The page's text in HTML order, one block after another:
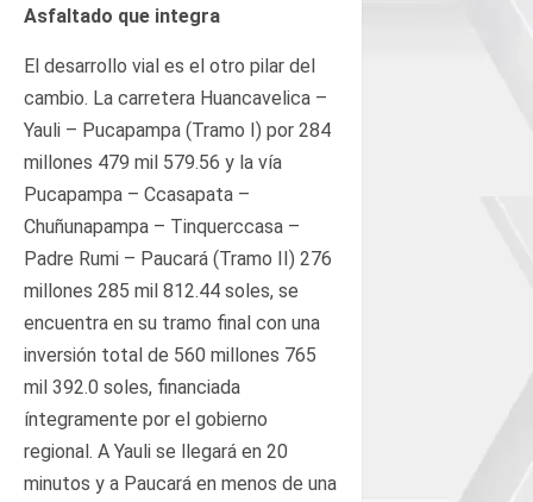
Asfaltado que integra
El desarrollo vial es el otro pilar del
cambio. La carretera Huancavelica –
Yauli – Pucapampa (Tramo I) por 284
millones 479 mil 579.56 y la vía
Pucapampa – Ccasapata –
Chuñunapampa – Tinquerccasa –
Padre Rumi – Paucará (Tramo II) 276
millones 285 mil 812.44 soles, se
encuentra en su tramo final con una
inversión total de 560 millones 765
mil 392.0 soles, financiada
íntegramente por el gobierno
regional. A Yauli se llegará en 20
minutos y a Paucará en menos de una